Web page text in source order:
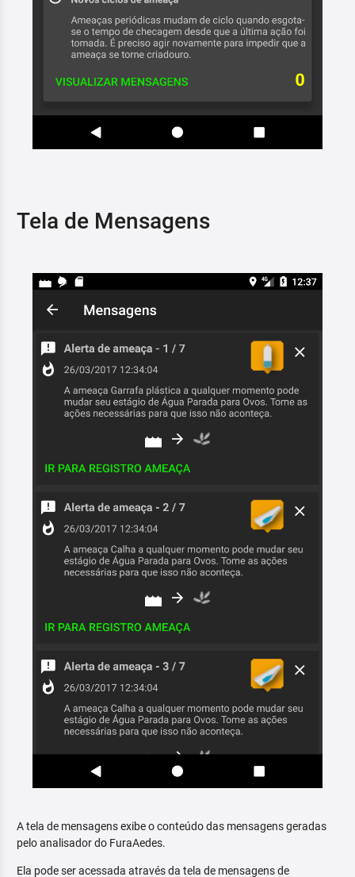
Tela de Mensagens
A tela de mensagens exibe o conteúdo das mensagens geradas
pelo analisador do FuraAedes.
Ela pode ser acessada através da tela de mensagens de